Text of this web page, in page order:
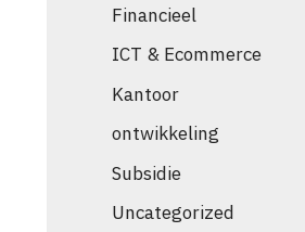
Financieel
ICT & Ecommerce
Kantoor
ontwikkeling
Subsidie
Uncategorized